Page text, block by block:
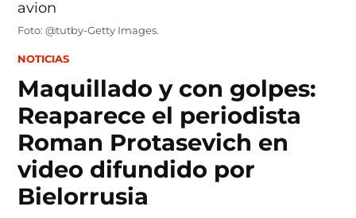
Foto: @tutby-Getty Images.
POSTED
NOTICIAS
Maquillado y con golpes:
Reaparece el periodista
Roman Protasevich en
video difundido por
Bielorrusia